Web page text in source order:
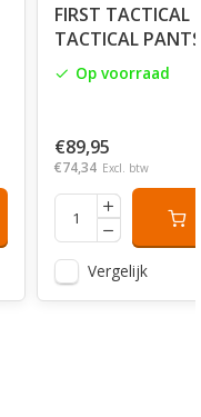
FIRST TACTICAL
TACTICAL
Op voorraad
€89,95
€74,34 Excl. btw
Vergelijk